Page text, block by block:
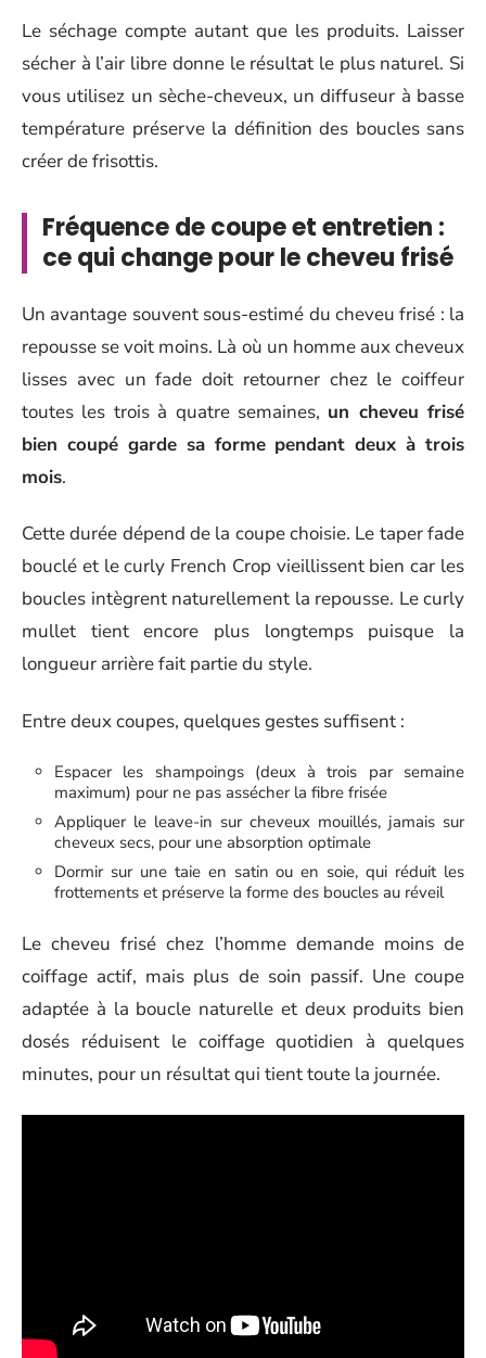
Le séchage compte autant que les produits. Laisser
sécher à l’air libre donne le résultat le plus naturel. Si
vous utilisez un sèche-cheveux, un diffuseur à basse
température préserve la définition des boucles sans
créer de frisottis.
Fréquence de coupe et entretien :
ce qui change pour le cheveu frisé
Un avantage souvent sous-estimé du cheveu frisé : la
repousse se voit moins. Là où un homme aux cheveux
lisses avec un fade doit retourner chez le coiffeur
toutes les trois à quatre semaines, un cheveu frisé
bien coupé garde sa forme pendant deux à trois
mois.
Cette durée dépend de la coupe choisie. Le taper fade
bouclé et le curly French Crop vieillissent bien car les
boucles intègrent naturellement la repousse. Le curly
mullet tient encore plus longtemps puisque la
longueur arrière fait partie du style.
Entre deux coupes, quelques gestes suffisent :
Espacer les shampoings (deux à trois par semaine
maximum) pour ne pas assécher la fibre frisée
Appliquer le leave-in sur cheveux mouillés, jamais sur
cheveux secs, pour une absorption optimale
Dormir sur une taie en satin ou en soie, qui réduit les
frottements et préserve la forme des boucles au réveil
Le cheveu frisé chez l’homme demande moins de
coiffage actif, mais plus de soin passif. Une coupe
adaptée à la boucle naturelle et deux produits bien
dosés réduisent le coiffage quotidien à quelques
minutes, pour un résultat qui tient toute la journée.